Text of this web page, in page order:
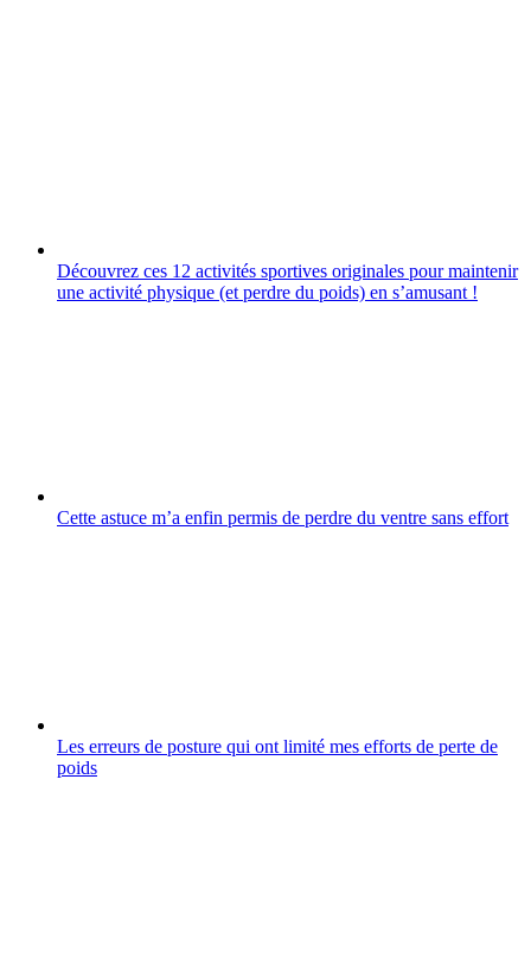
Découvrez ces 12 activités sportives originales pour maintenir
une activité physique (et perdre du poids) en sʼamusant !
Cette astuce m’a enfin permis de perdre du ventre sans effort
Les erreurs de posture qui ont limité mes efforts de perte de
poids